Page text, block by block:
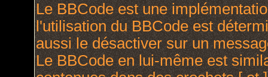
Le BBCode est une
l'utilisation du BBCode est
aussi le désactiver sur un
Le BBCode en lui-même est